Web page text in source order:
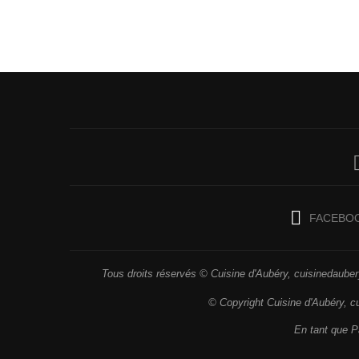
Tous droits réservés © Cuisine d'Aubéry,
© Copyright Cuisine d'Aubéry,
En tant que